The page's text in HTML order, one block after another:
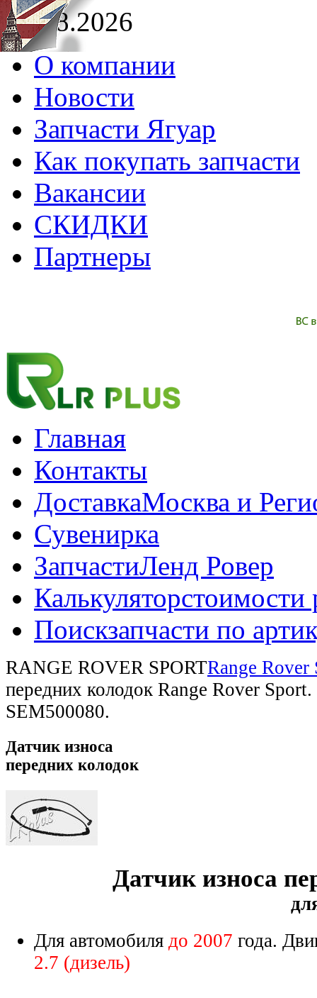
08.08.2026
О компании
Новости
Запчасти Ягуар
Как покупать запчасти
Вакансии
СКИДКИ
Партнеры
Главная
Контакты
ДоставкаМосква и
Сувенирка
ЗапчастиЛенд Ровер
Калькуляторстоимости
Поискзапчасти по
RANGE ROVER SPORTRange Rover
передних колодок Range Rover
SEM500080.
Датчик износа
передних колодок
Датчик износа
Для автомобиля до 2007 года.
2.7 (дизель)